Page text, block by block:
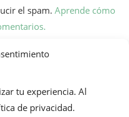
tu experiencia. Al
de privacidad.
el spam. Aprende cómo